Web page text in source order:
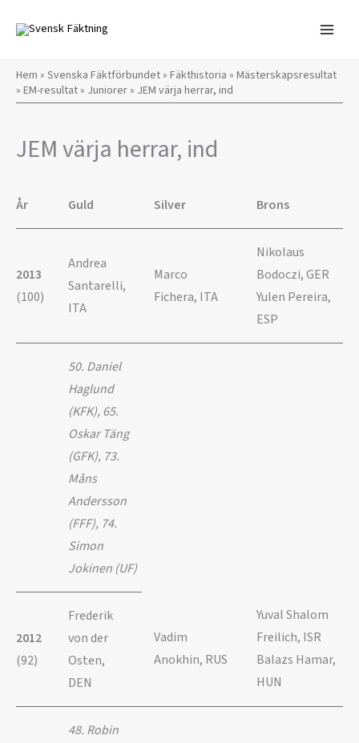
innehåll
Hem » Svenska Fäktförbundet» Fäkthistoria » Mästerskapsresultat
» EM-resultat» Juniorer» JEM värja herrar, ind
JEM värja herrar, ind
År Guld Silver Brons
2013
(100)
Andrea
Santarelli,
ITA
Marco
Fichera, ITA
Nikolaus
Bodoczi, GER
Yulen Pereira,
ESP
50. Daniel
Haglund
(KFK), 65.
Oskar Täng
(GFK), 73.
Måns
Andersson
(FFF), 74.
Simon
Jokinen (UF)
2012
(92)
Frederik
von der
Osten,
DEN
Vadim
Anokhin, RUS
Yuval Shalom
Freilich, ISR
Balazs Hamar,
HUN
48. Robin